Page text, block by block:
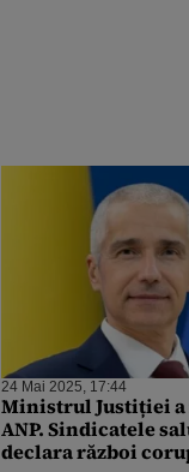
24 Mai 2025, 17:44
Ministrul Justiției a
ANP. Sindicatele
declara război